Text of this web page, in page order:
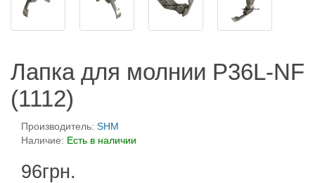
Лапка для молнии P36L-NF
(1112)
Производитель: SHM
Наличие: Есть в наличии
96грн.